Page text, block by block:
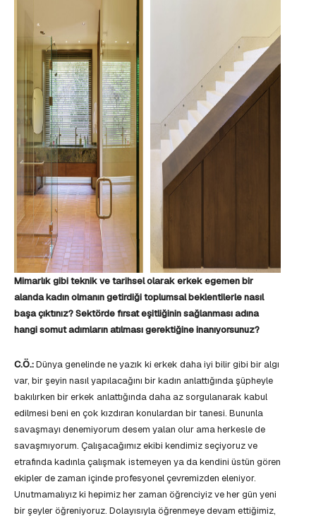
Mimarlık gibi teknik ve tarihsel olarak erkek egemen bir
alanda kadın olmanın getirdiği toplumsal beklentilerle nasıl
başa çıktınız? Sektörde fırsat eşitliğinin sağlanması adına
hangi somut adımların atılması gerektiğine inanıyorsunuz?
C.Ö.:Dünya genelinde ne yazık ki erkek daha iyi bilir gibi bir algı
var, bir şeyin nasıl yapılacağını bir kadın anlattığında şüpheyle
bakılırken bir erkek anlattığında daha az sorgulanarak kabul
edilmesi beni en çok kızdıran konulardan bir tanesi. Bununla
savaşmayı denemiyorum desem yalan olur ama herkesle de
savaşmıyorum. Çalışacağımız ekibi kendimiz seçiyoruz ve
etrafında kadınla çalışmak istemeyen ya da kendini üstün gören
ekipler de zaman içinde profesyonel çevremizden eleniyor.
Unutmamalıyız ki hepimiz her zaman öğrenciyiz ve her gün yeni
bir şeyler öğreniyoruz. Dolayısıyla öğrenmeye devam ettiğimiz,